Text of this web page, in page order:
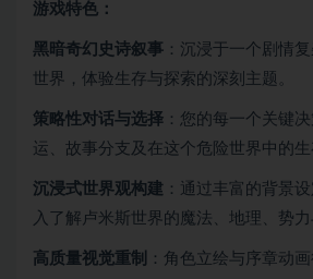
游戏特色：
黑暗奇幻史诗叙事 ：沉浸于一个剧情
世界，体验生存与探索的深刻主题。
策略性对话与选择 ：您的每一个关键
运、故事分支及在这个危险世界中的生
沉浸式世界观构建 ：通过丰富的背景
入了解卢米斯世界的魔法、地理、势力
高质量视觉重制
：角色立绘与序章动